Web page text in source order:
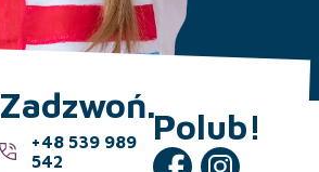
Zadzwoń.
+48 539 989
542
Polub!